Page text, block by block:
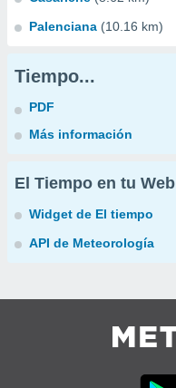
Palenciana (10.16 km)
Tiempo...
PDF
Más información
El Tiempo en tu Web
Widget de El tiempo
API de Meteorología